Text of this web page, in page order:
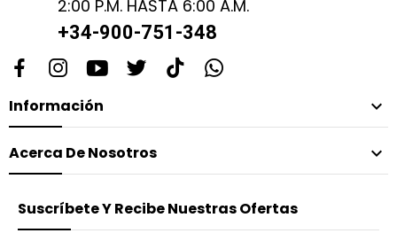
2:00 P.M. HASTA 6:00 A.M.
+34-900-751-348
Información 
Acerca De Nosotros 
Suscríbete Y Recibe Nuestras Ofertas